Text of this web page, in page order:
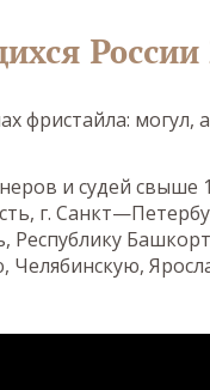
России
могул,
и судей свыше
г.
Республику
Челябинскую,